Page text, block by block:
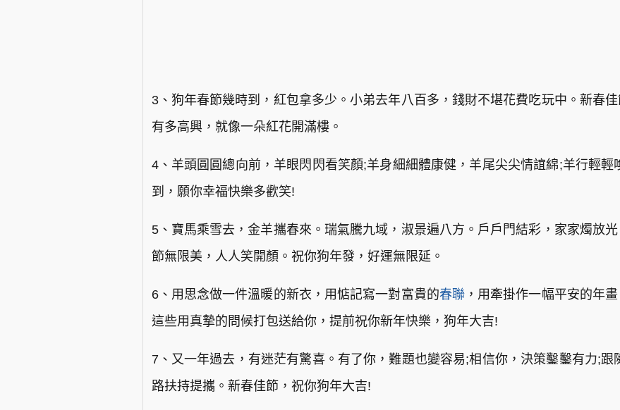
3、狗年春節幾時到，紅包拿多少。小弟去年八百多，錢財不堪花費吃玩中。新春
有多高興，就像一朵紅花開滿樓。
4、羊頭圓圓總向前，羊眼閃閃看笑顏;羊身細細體康健，羊尾尖尖情誼綿;羊行輕
到，願你幸福快樂多歡笑!
5、寶馬乘雪去，金羊攜春來。瑞氣騰九域，淑景遍八方。戶戶門結彩，家家燭放
節無限美，人人笑開顏。祝你狗年發，好運無限延。
6、用思念做一件溫暖的新衣，用惦記寫一對富貴的春聯 ，用牽掛作一幅平安的年畫
這些用真摯的問候打包送給你，提前祝你新年快樂，狗年大吉!
7、又一年過去，有迷茫有驚喜。有了你，難題也變容易;相信你，決策鑿鑿有力;
路扶持提攜。新春佳節，祝你狗年大吉!